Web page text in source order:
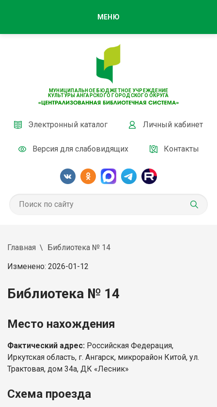
МУНИЦИПАЛЬНОЕ БЮДЖЕТНОЕ УЧРЕЖДЕНИЕ
КУЛЬТУРЫ АНГАРСКОГО ГОРОДСКОГО ОКРУГА
Электронный каталог Личный кабинет
Версия для слабовидящих Контакты
МЕНЮ
Главная Библиотека № 14
Изменено: 2026-01-12
Библиотека № 14
Место нахождения
Фактический адрес: Российская Федерация,
Иркутская область, г. Ангарск, микрорайон Китой, ул.
Трактовая, дом 34а, ДК «Лесник»
Схема проезда